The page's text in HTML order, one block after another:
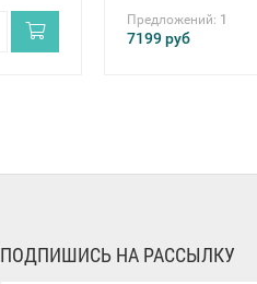
Предложений: 1
7199руб
ПОДПИШИСЬ НА РАССЫЛКУ